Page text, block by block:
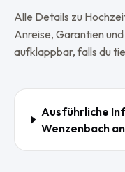
Alle Details zu
Anreise, Garantien
aufklappbar, falls du
Ausführliche
Wenzenbach